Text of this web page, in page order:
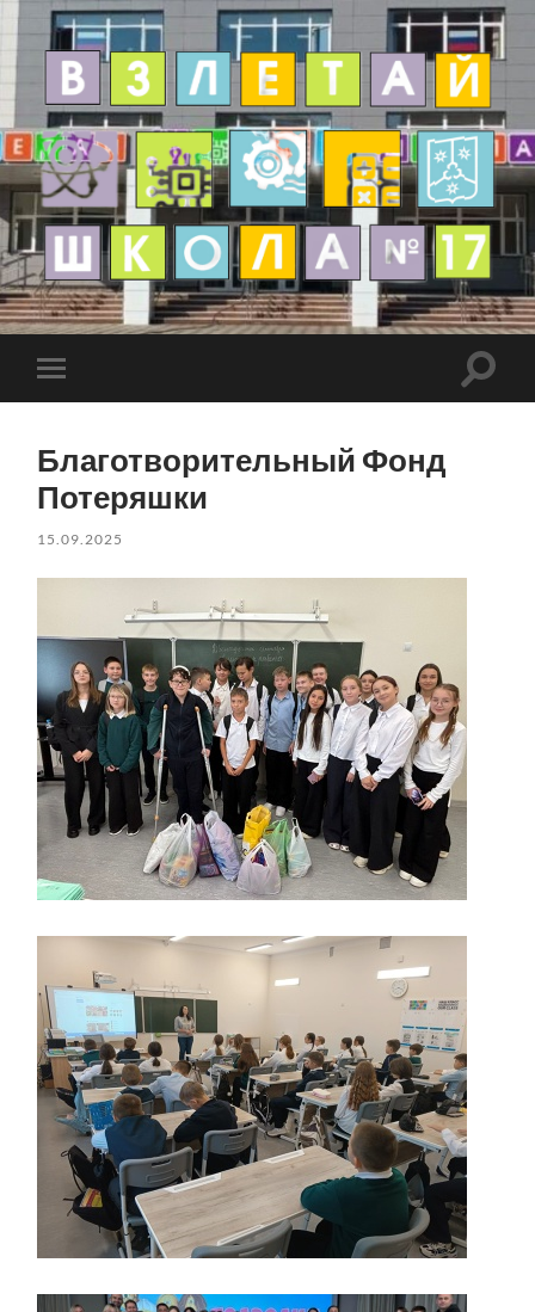
Благотворительный Фонд
Потеряшки
15.09.2025